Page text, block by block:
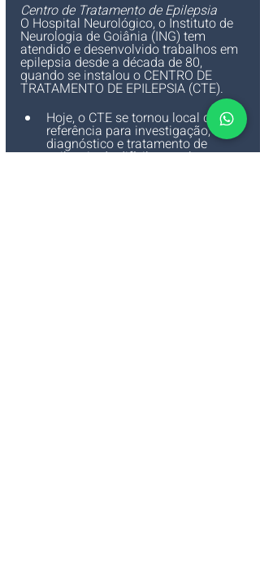
Centro de Tratamento de Epilepsia
O Hospital Neurológico, o Instituto de
Neurologia de Goiânia (ING) tem
atendido e desenvolvido trabalhos em
epilepsia desde a década de 80,
quando se instalou o CENTRO DE
TRATAMENTO DE EPILEPSIA (CTE).
Hoje, o CTE se tornou local de
referência para investigação,
diagnóstico e tratamento de
epilepsia de difícil controle e para